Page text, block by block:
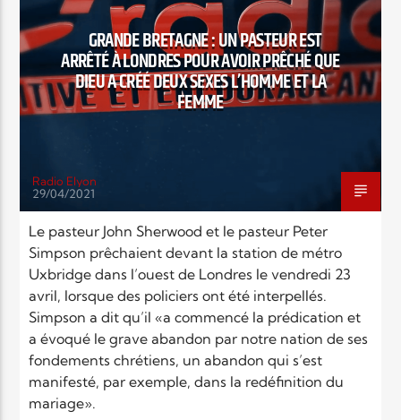
TITRE
ARTISTE
Radio Elyon
Elyon Rhema
Elyon Hits
GRANDE BRETAGNE : UN PASTEUR EST
ARRÊTÉ À LONDRES POUR AVOIR PRÊCHÉ QUE
DIEU A CRÉÉ DEUX SEXES L’HOMME ET LA
FEMME
Radio Elyon
29/04/2021
Le pasteur John Sherwood et le pasteur Peter
Simpson prêchaient devant la station de métro
Uxbridge dans l’ouest de Londres le vendredi 23
avril, lorsque des policiers ont été interpellés.
Simpson a dit qu’il «a commencé la prédication et
a évoqué le grave abandon par notre nation de ses
fondements chrétiens, un abandon qui s’est
manifesté, par exemple, dans la redéfinition du
mariage».